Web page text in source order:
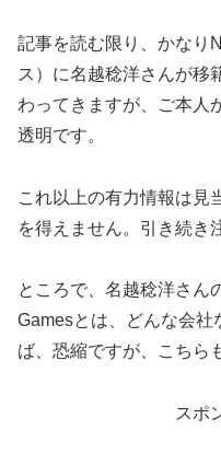
記事を読む限り、かなり
ス）に名越稔洋さんが移
わってきますが、ご本人
透明です。
これ以上の有力情報は見
を得えません。引き続き
ところで、名越稔洋さん
Gamesとは、どんな会
ば、恐縮ですが、こちら
スポ